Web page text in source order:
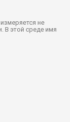
не
В этой среде имя